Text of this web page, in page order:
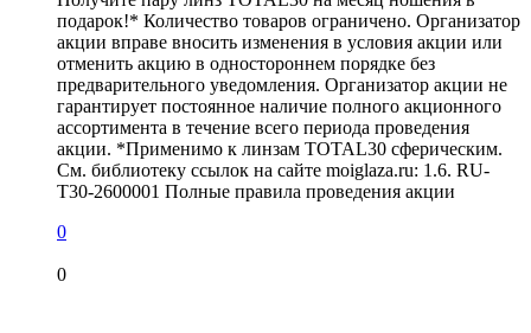
подарок!* Количество товаров ограничено. Организатор
акции вправе вносить изменения в условия акции или
отменить акцию в одностороннем порядке без
предварительного уведомления. Организатор акции не
гарантирует постоянное наличие полного акционного
ассортимента в течение всего периода проведения
акции. *Применимо к линзам TOTAL30 сферическим.
См. библиотеку ссылок на сайте moiglaza.ru: 1.6. RU-
T30-2600001 Полные правила проведения акции
0
0